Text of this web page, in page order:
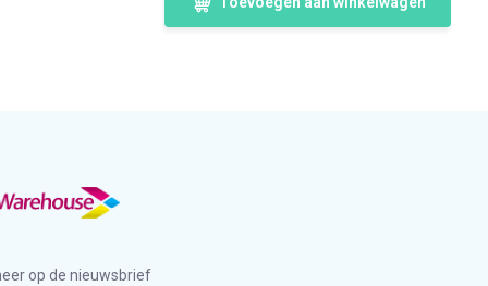
op de nieuwsbrief